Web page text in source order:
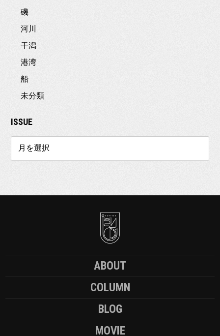
磯
河川
干潟
港湾
船
未分類
ISSUE
ABOUT
COLUMN
BLOG
MOVIE